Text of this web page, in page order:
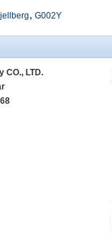
, G002Y
CO., LTD.